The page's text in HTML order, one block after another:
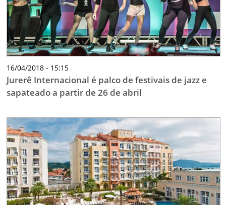
16/04/2018 - 15:15
Jurerê Internacional é palco de festivais de jazz e
sapateado a partir de 26 de abril